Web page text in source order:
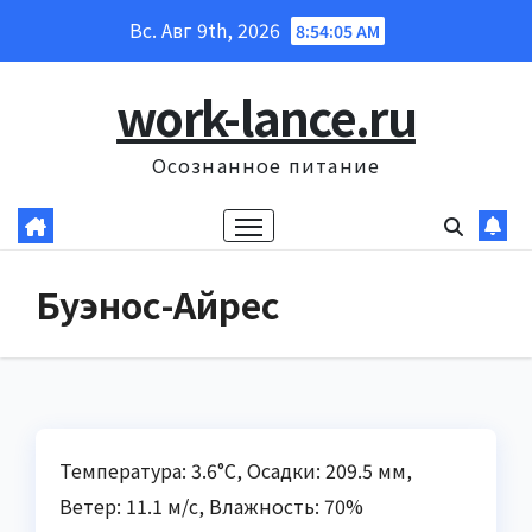
Вс. Авг 9th, 2026 8:54:06 AM
work-lance.ru
Осознанное питание
Буэнос-Айрес
Температура: 3.6°C, Осадки: 209.5 мм,
Ветер: 11.1 м/с, Влажность: 70%